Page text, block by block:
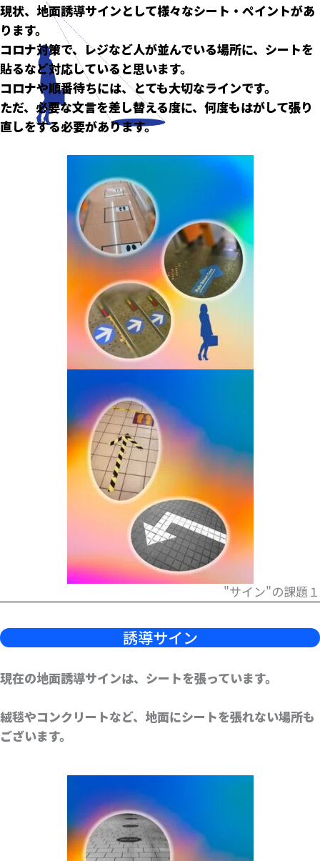
現状、地面誘導サインとして様々なシート・ペイントがあ
ります。
コロナ対策で、レジなど人が並んでいる場所に、シートを
貼るなど対応していると思います。
コロナや順番待ちには、とても大切なラインです。
ただ、必要な文言を差し替える度に、何度もはがして張り
直しをする必要があります。
"サイン"の課題１
誘導サイン
現在の地面誘導サインは、シートを張っています。
絨毯やコンクリートなど、地面にシートを張れない場所も
ございます。